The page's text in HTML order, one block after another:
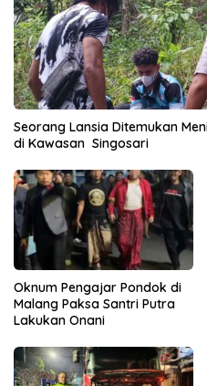
Seorang Lansia Ditemukan
di Kawasan Singosari
Oknum Pengajar Pondok di
Malang Paksa Santri Putra
Lakukan Onani